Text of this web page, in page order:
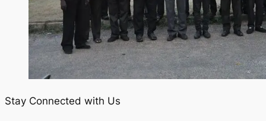
Stay Connected with Us